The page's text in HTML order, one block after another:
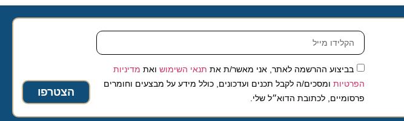
בביצוע ההרשמה לאתר, אני מאשר/ת אתתנאי השימושואת מדיניות
הפרטיותומסכים/ה לקבל תכנים ועדכונים, כולל מידע על מבצעים וחומרים
פרסומיים, לכתובת הדוא״ל שלי.
הצטרפו